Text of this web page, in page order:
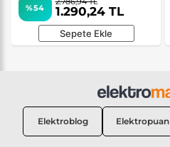
%54 1.290,24 TL
Sepete Ekle
Elektroblog Elektropuan